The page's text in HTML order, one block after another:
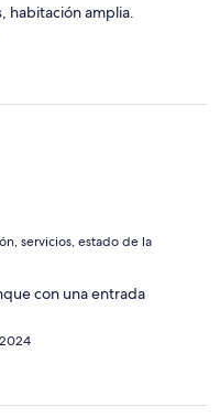
habitación amplia.
servicios, estado de la
con una entrada